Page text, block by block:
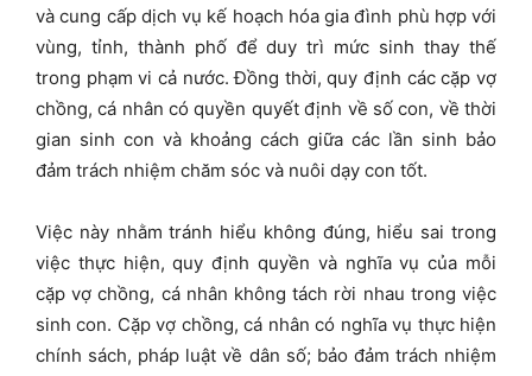
và cung cấp dịch vụ kế hoạch hóa gia đình phù hợp với
vùng, tỉnh, thành phố để duy trì mức sinh thay thế
trong phạm vi cả nước. Đồng thời, quy định các cặp vợ
chồng, cá nhân có quyền quyết định về số con, về thời
gian sinh con và khoảng cách giữa các lần sinh bảo
đảm trách nhiệm chăm sóc và nuôi dạy con tốt.
Việc này nhằm tránh hiểu không đúng, hiểu sai trong
việc thực hiện, quy định quyền và nghĩa vụ của mỗi
cặp vợ chồng, cá nhân không tách rời nhau trong việc
sinh con. Cặp vợ chồng, cá nhân có nghĩa vụ thực hiện
chính sách, pháp luật về dân số; bảo đảm trách nhiệm